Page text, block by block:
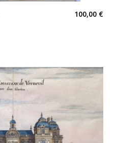
100,00 €